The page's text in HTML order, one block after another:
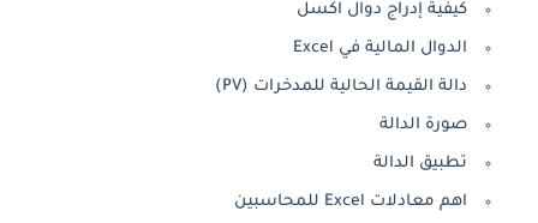
كيفية إدراج دوال اكسل
الدوال المالية في Excel
دالة القيمة الحالية للمدخرات (PV)
صورة الدالة
تطبيق الدالة
اهم معادلات Excel للمحاسبين